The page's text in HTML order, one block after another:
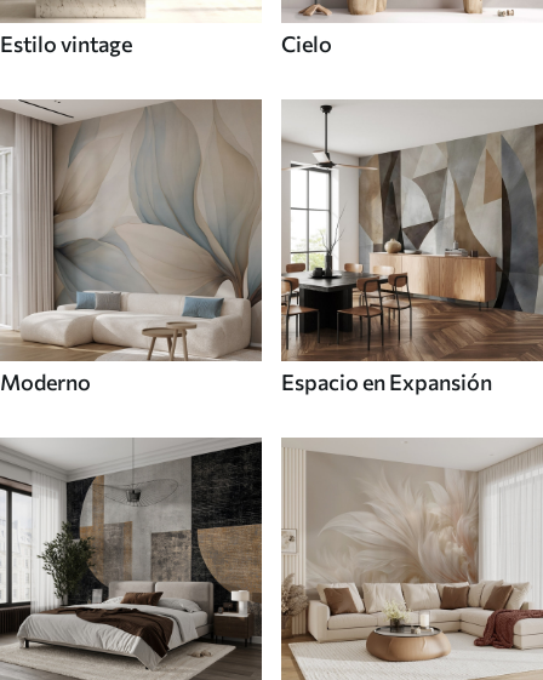
Estilo vintage Cielo
Moderno Espacio en Expansión